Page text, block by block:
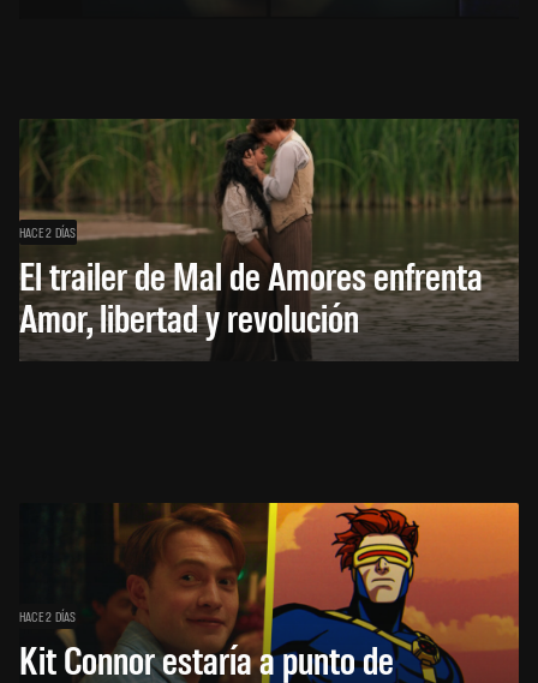
HACE 2 DÍAS
El trailer de Mal de Amores enfrenta
Amor, libertad y revolución
HACE 2 DÍAS
Kit Connor estaría a punto de